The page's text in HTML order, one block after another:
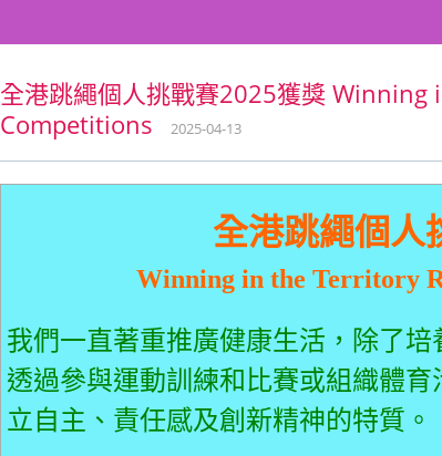
全港跳繩個人挑戰賽2025獲獎
Competitions
2025-04-13
全港跳繩個人
Winning in the Territory
我們一直著重推廣健康生活，除了
透過參與運動訓練和比賽或組織體
立自主、責任感及創新精神的特質。